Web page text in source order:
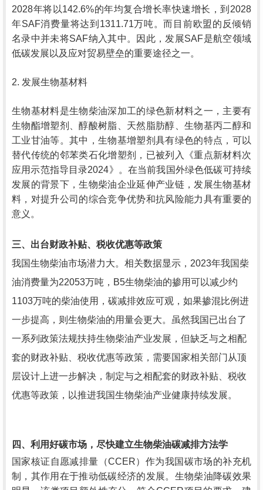
2028年将以142.6%的年均复合增长率快速增长，到2028
年SAF消费量将达到1311.71万吨。而目前欧盟的反倾销
名录中并未将SAF纳入其中。因此，发展SAF是航空领域
低碳发展以及应对贸易壁垒的重要途径之一。
2. 发展生物基材料
生物基材料是生物柴油深加工的绿色新材料之一，主要有
生物酯增塑剂、醇酸树脂、天然脂肪醇、生物基丙二醇和
工业甘油等。其中，生物基增塑剂具有绿色的特点，可以
替代传统的邻苯类石化增塑剂，已被列入《重点新材料次
应用示范指导目录2024》。在当前我国外绿色低碳可持续
发展的背景下，生物柴油企业延伸产业链，发展生物基材
料，对提升公司的综合竞争优势和抗风险能力具有重要的
意义。
三、出台财政补贴、税收优惠等政策
我国生物柴油市场潜力大。相关数据显示，2023年我国柴
油消费量为22053万吨，B5生物柴油的掺用可以减少约
1103万吨的柴油使用，碳减排效应可观，如果掺混比例进
一步提高，则生物柴油的用量会更大。虽然我国已出台了
一系列政策法规扶持生物柴油产业发展，但缺乏与之相配
套的财政补贴、税收优惠等政策，需要国家相关部门从顶
层设计上进一步解决，制定与之相配套的财政补贴、税收
优惠等政策，以推进我国生物柴油产业健康持续发展。
四、利用好碳市场，尽快建立生物柴油碳减排方法学
国家核证自愿减排量（CCER）作为我国碳市场的补充机
制，其作用在于推动低碳经济的发展。生物柴油降碳效果